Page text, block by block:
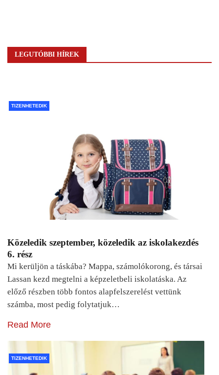
LEGUTÓBBI HÍREK
TIZENHETEDIK
Közeledik szeptember, közeledik az iskolakezdés
6. rész
Mi kerüljön a táskába? Mappa, számolókorong, és társai
Lassan kezd megtelni a képzeletbeli iskolatáska. Az
előző részben több fontos alapfelszerelést vettünk
számba, most pedig folytatjuk…
Read More
TIZENHETEDIK